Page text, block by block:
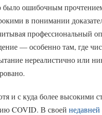
было ошибочным
в понимании
профессиональный
— особенно там, где
нереалистично или
и с куда более высокими
COVID. В своей недавней